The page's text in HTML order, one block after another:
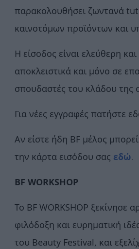
παρακολουθήσει ζωντανά
καινοτόμων προϊόντων και
Η είσοδος είναι ελεύθερη
αποκλειστικά και μόνο σε
σπουδαστές του κλάδου της
Για νέες εγγραφές πατήστε
Αν είστε ήδη BF μέλος
την κάρτα εισόδου σας εδώ.
BF WORKSHOP
Το BF WORKSHOP ξεκίνησε
φιλόδοξη και ευρηματική
του Beauty Festival, και